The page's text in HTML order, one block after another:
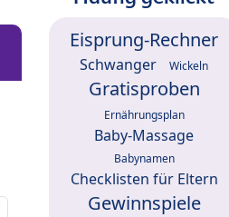
Eisprung-Rechner
Schwanger Wickeln
Gratisproben
Ernährungsplan
Baby-Massage
Babynamen
Checklisten für Eltern
Gewinnspiele